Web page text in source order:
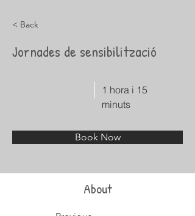
< Back
Jornades de sensibilització
1 hora i 15
minuts
Book Now
About